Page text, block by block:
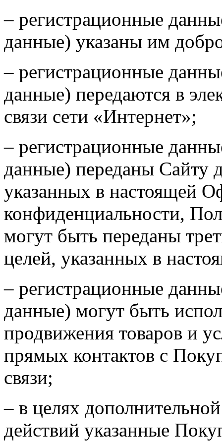
– регистрационные
данные) указаны им
– регистрационные
данные) передаются в
связи сети «Интернет»;
– регистрационные
данные) переданы Сайту
указанных в настоящей
конфиденциальности,
могут быть переданы
целей, указанных в
– регистрационные
данные) могут быть
продвижения товаров и
прямых контактов с
связи;
– в целях
действий указанные